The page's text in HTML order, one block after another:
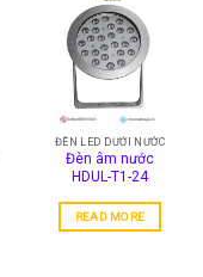
ĐÈN LED DƯỚI NƯỚC
Đèn âm nước
HDUL-T1-24
READ MORE